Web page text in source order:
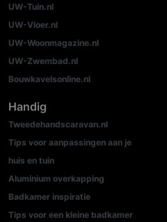
UW-Tuin.nl
UW-Vloer.nl
UW-Woonmagazine.nl
UW-Zwembad.nl
Bouwkavelsonline.nl
Handig
Tweedehandscaravan.nl
Tips voor aanpassingen aan je
huis en tuin
Aluminium overkapping
Badkamer inspiratie
Tips voor een kleine badkamer